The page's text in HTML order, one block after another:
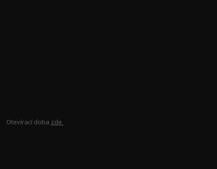
Otevírací doba zde